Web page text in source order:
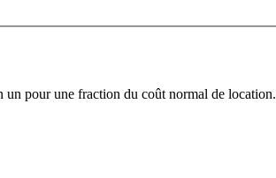
un pour une fraction du coût normal de location.